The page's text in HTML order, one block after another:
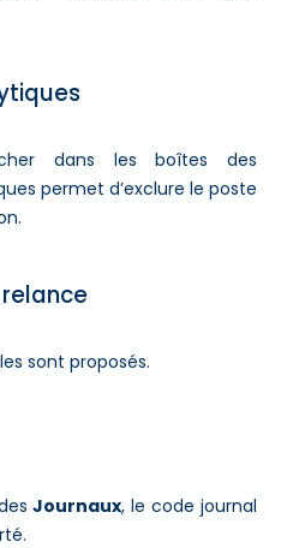
dans les boîtes des
permet d’exclure le poste
sont proposés.
Journaux, le code journal